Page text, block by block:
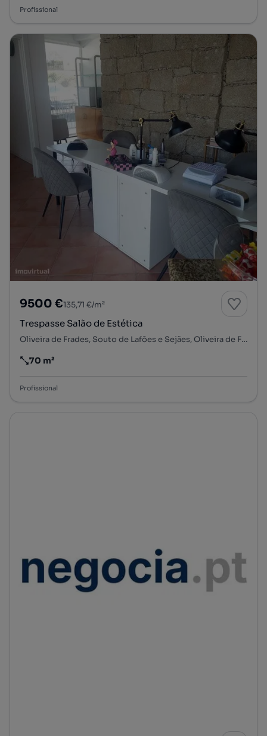
Profissional
9500 €135,71 €/m²
Trespasse Salão de Estética
Oliveira de Frades, Souto de Lafões e Sejães, Oliveira de Frades, Viseu
Preço por metro quadrado
70 m²
Profissional